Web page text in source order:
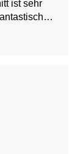
ist sehr
fühlte
gut